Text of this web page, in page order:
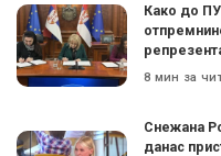
Како до
8 мин за
Снежана
данас